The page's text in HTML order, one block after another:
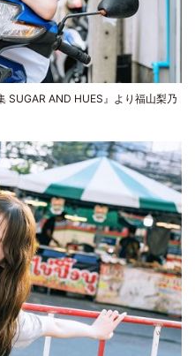
SUGAR AND HUES』より福山梨乃